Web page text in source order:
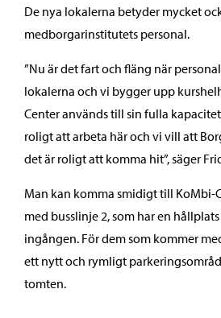
De nya lokalerna betyder mycket
medborgarinstitutets personal.
”Nu är det fart och fläng när
lokalerna och vi bygger upp
Center används till sin fulla
roligt att arbeta här och vi vill att
det är roligt att komma hit”, säger
Man kan komma smidigt till KoMbi-
med busslinje 2, som har en
ingången. För dem som kommer
ett nytt och rymligt
tomten.